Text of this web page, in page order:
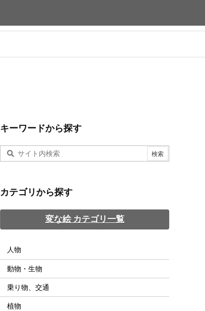
キーワードから探す
カテゴリから探す
変な絵 カテゴリ一覧
人物
動物・生物
乗り物、交通
植物